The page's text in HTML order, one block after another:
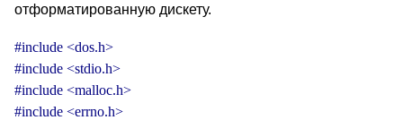
отформатированную дискету.
#include <dos.h>
#include <stdio.h>
#include <malloc.h>
#include <errno.h>